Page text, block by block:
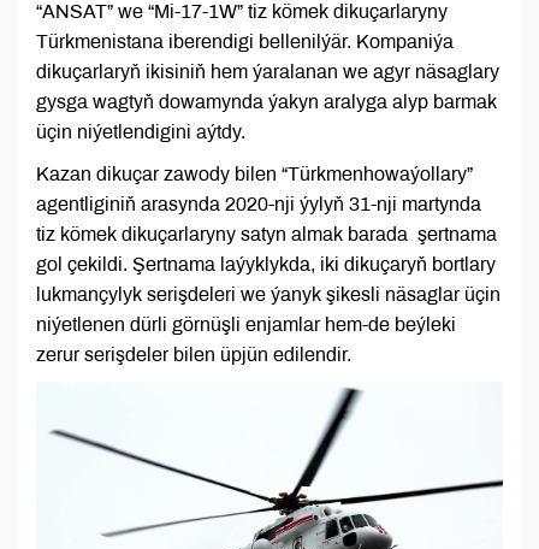
“ANSAT” we “Mi-17-1W” tiz kömek dikuçarlaryny
Türkmenistana iberendigi bellenilýär. Kompaniýa
dikuçarlaryň ikisiniň hem ýaralanan we agyr näsaglary
gysga wagtyň dowamynda ýakyn aralyga alyp barmak
üçin niýetlendigini aýtdy.
Kazan dikuçar zawody bilen “Türkmenhowaýollary”
agentliginiň arasynda 2020-nji ýylyň 31-nji martynda
tiz kömek dikuçarlaryny satyn almak barada şertnama
gol çekildi. Şertnama laýyklykda, iki dikuçaryň bortlary
lukmançylyk serişdeleri we ýanyk şikesli näsaglar üçin
niýetlenen dürli görnüşli enjamlar hem-de beýleki
zerur serişdeler bilen üpjün edilendir.